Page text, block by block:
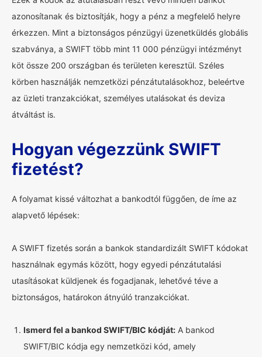
azonosítanak és biztosítják, hogy a pénz a megfelelő helyre
érkezzen. Mint a biztonságos pénzügyi üzenetküldés globális
szabványa, a SWIFT több mint 11 000 pénzügyi intézményt
köt össze 200 országban és területen keresztül. Széles
körben használják nemzetközi pénzátutalásokhoz, beleértve
az üzleti tranzakciókat, személyes utalásokat és deviza
átváltást is.
Hogyan végezzünk SWIFT
fizetést?
A folyamat kissé változhat a bankodtól függően, de íme az
alapvető lépések:
A SWIFT fizetés során a bankok standardizált SWIFT kódokat
használnak egymás között, hogy egyedi pénzátutalási
utasításokat küldjenek és fogadjanak, lehetővé téve a
biztonságos, határokon átnyúló tranzakciókat.
Ismerd fel a bankod SWIFT/BIC kódját: A bankod
SWIFT/BIC kódja egy nemzetközi kód, amely